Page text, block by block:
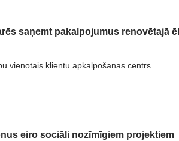
saņemt pakalpojumus renovētajā
vienotais klientu apkalpošanas centrs.
eiro sociāli nozīmīgiem projektiem